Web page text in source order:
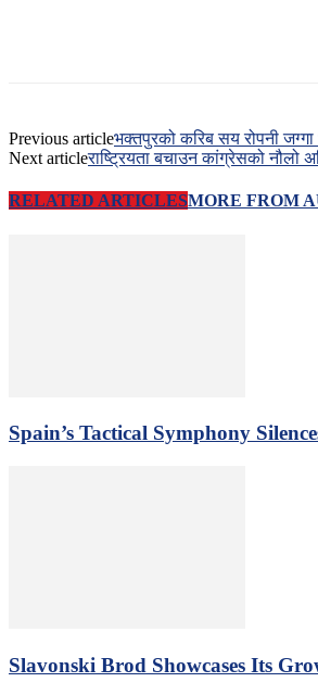
Previous articleभक्तपुरको करिब सय रोपनी
Next articleराष्ट्रियता बचाउन कांग्रेसको नौलो
RELATED ARTICLESMORE FROM
Spain’s Tactical Symphony
Slavonski Brod Showcases Its